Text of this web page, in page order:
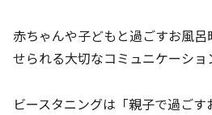
赤ちゃんや子どもと過ごすお風
せられる大切なコミュニケーショ
ビースタニングは「親子で過ご